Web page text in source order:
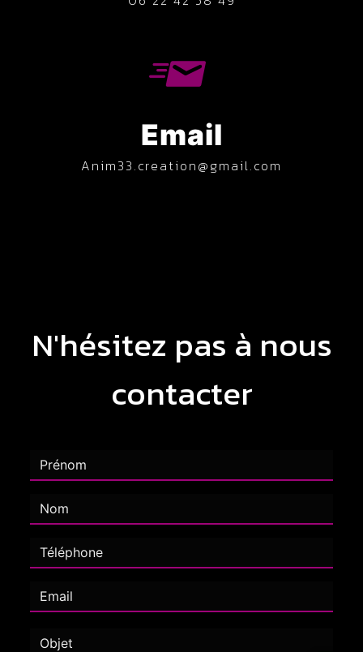
Email
anim33.creation@gmail.com
N'hésitez pas à nous
contacter